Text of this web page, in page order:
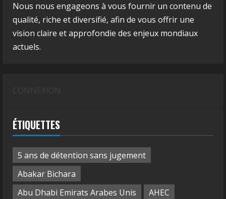
Nous nous engageons à vous fournir un contenu de
qualité, riche et diversifié, afin de vous offrir une
vision claire et approfondie des enjeux mondiaux
actuels.
ÉTIQUETTES
5 ans de détention sans jugement
Abakar Bichara
Abu Dhabi Emirats Arabes Unis
AHEC